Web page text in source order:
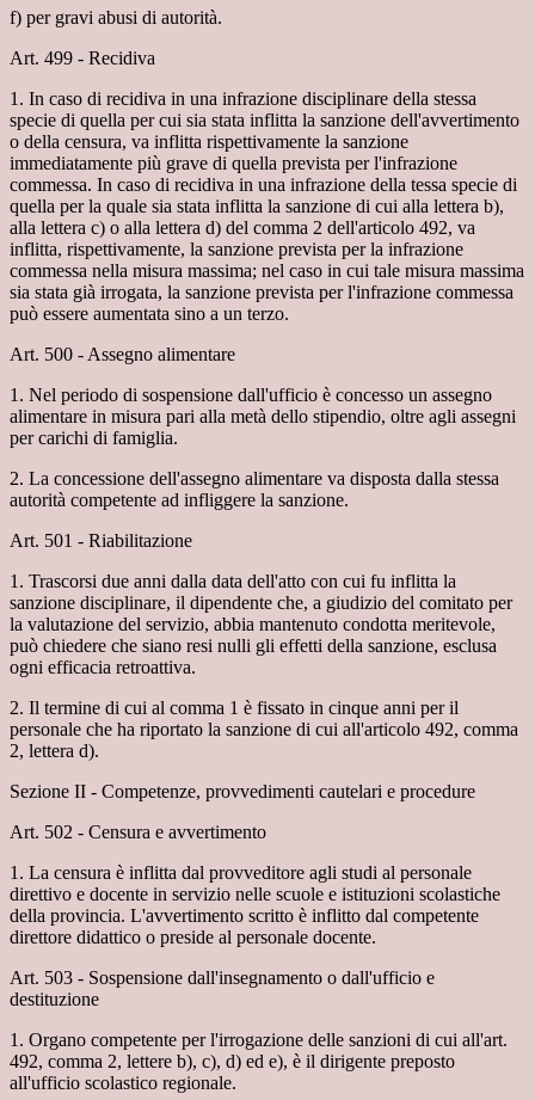
f) per gravi abusi di autorità.
Art. 499 - Recidiva
1. In caso di recidiva in una infrazione disciplinare della stessa
specie di quella per cui sia stata inflitta la sanzione dell'avvertimento
o della censura, va inflitta rispettivamente la sanzione
immediatamente più grave di quella prevista per l'infrazione
commessa. In caso di recidiva in una infrazione della tessa specie di
quella per la quale sia stata inflitta la sanzione di cui alla lettera b),
alla lettera c) o alla lettera d) del comma 2 dell'articolo 492, va
inflitta, rispettivamente, la sanzione prevista per la infrazione
commessa nella misura massima; nel caso in cui tale misura massima
sia stata già irrogata, la sanzione prevista per l'infrazione commessa
può essere aumentata sino a un terzo.
Art. 500 - Assegno alimentare
1. Nel periodo di sospensione dall'ufficio è concesso un assegno
alimentare in misura pari alla metà dello stipendio, oltre agli assegni
per carichi di famiglia.
2. La concessione dell'assegno alimentare va disposta dalla stessa
autorità competente ad infliggere la sanzione.
Art. 501 - Riabilitazione
1. Trascorsi due anni dalla data dell'atto con cui fu inflitta la
sanzione disciplinare, il dipendente che, a giudizio del comitato per
la valutazione del servizio, abbia mantenuto condotta meritevole,
può chiedere che siano resi nulli gli effetti della sanzione, esclusa
ogni efficacia retroattiva.
2. Il termine di cui al comma 1 è fissato in cinque anni per il
personale che ha riportato la sanzione di cui all'articolo 492, comma
2, lettera d).
Sezione II - Competenze, provvedimenti cautelari e procedure
Art. 502 - Censura e avvertimento
1. La censura è inflitta dal provveditore agli studi al personale
direttivo e docente in servizio nelle scuole e istituzioni scolastiche
della provincia. L'avvertimento scritto è inflitto dal competente
direttore didattico o preside al personale docente.
Art. 503 - Sospensione dall'insegnamento o dall'ufficio e
destituzione
1. Organo competente per l'irrogazione delle sanzioni di cui all'art.
492, comma 2, lettere b), c), d) ed e), è il dirigente preposto
all'ufficio scolastico regionale.